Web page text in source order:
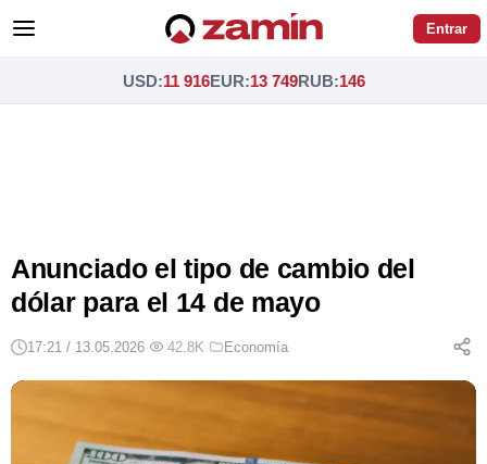
Entrar
USD:11 916EUR:13 749RUB:146
Anunciado el tipo de cambio del
dólar para el 14 de mayo
17:21 / 13.05.2026· 42.8K· Economía